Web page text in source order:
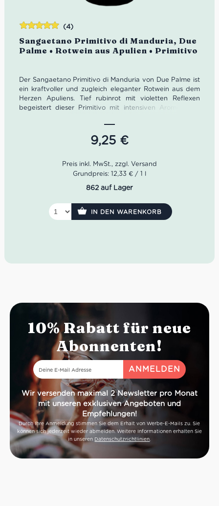
Sangaetano Primitivo di Manduria, Due
Palme • Rotwein aus Apulien • Primitivo
(4)
Der Sangaetano Primitivo di Manduria von Due Palme ist
ein kraftvoller und zugleich eleganter Rotwein aus dem
Herzen Apuliens. Tief rubinrot mit violetten Reflexen
begeistert dieser Primitivo mit intensiven Aromen von
feinen Tabaknoten. Am Gaumen zeigt er sich vollmundig,
weich und samtig mit harmonischen Tanninen und
mediterraner Wärme – ein authentischer Primitivo di
Tiefes Rubinrot mit violetten Reflexen
Vollmundig, weich, reichhaltig, samtige
Rebsorte: 100 % Primitivo
Herkunft:Manduria, Apulien
9,25 €
mit5.00von
5
Grundpreis: 12,33 € / 1 l
862 auf Lager
IN DEN WARENKORB
10% Rabatt für neue
Abonnenten!
Wir versenden maximal 2 Newsletter pro Monat
mit unseren exklusiven Angeboten und
Empfehlungen!
Durch Ihre Anmeldung stimmen Sie dem Erhalt von Werbe-E-Mails zu. Sie
können sich jederzeit wieder abmelden. Weitere Informationen erhalten Sie
in unseren Datenschutzrichtlinien